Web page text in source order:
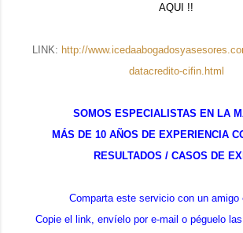
AQUI !!
LINK: http://
datacredito-cifin.html
SOMOS ESPECIALISTAS EN LA
MÁS DE 10 AÑOS DE EXPERIENCIA
RESULTADOS / CASOS DE
Comparta este servicio con un amigo
Copie el link, envíelo por e-mail o péguelo